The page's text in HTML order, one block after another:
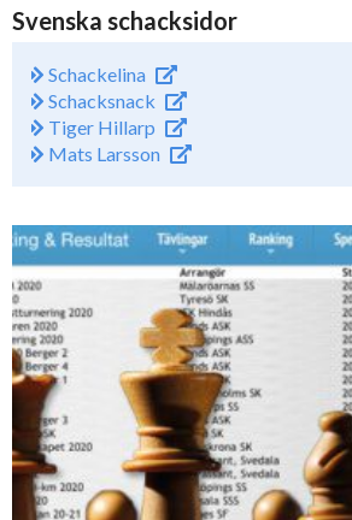
Svenska schacksidor
Schackelina
Schacksnack
Tiger Hillarp
Mats Larsson